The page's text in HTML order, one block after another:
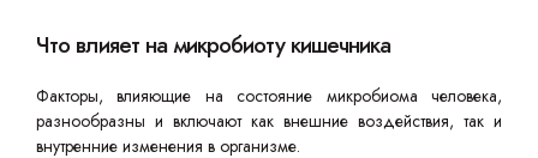
Что влияет на микробиоту кишечника
Факторы, влияющие на состояние микробиома человека,
разнообразны и включают как внешние воздействия, так и
внутренние изменения в организме.